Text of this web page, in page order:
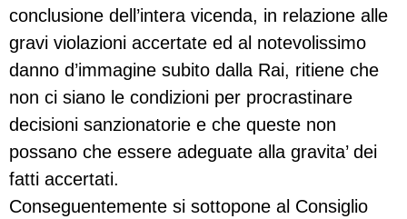
conclusione dell’intera vicenda, in relazione alle
gravi violazioni accertate ed al notevolissimo
danno d’immagine subito dalla Rai, ritiene che
non ci siano le condizioni per procrastinare
decisioni sanzionatorie e che queste non
possano che essere adeguate alla gravita’ dei
fatti accertati.
Conseguentemente si sottopone al Consiglio